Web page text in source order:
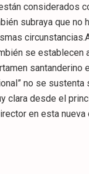
considerados
subraya que no
se establecen
santanderino
no se
clara desde el
en esta nueva